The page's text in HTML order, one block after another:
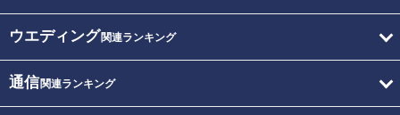
ウエディング関連ランキング
通信関連ランキング